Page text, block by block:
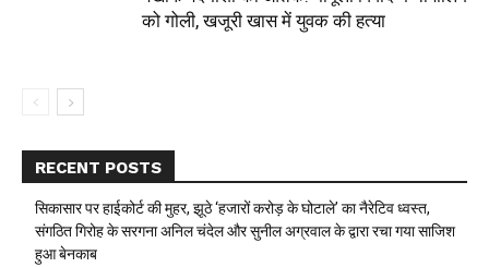
को गोली, खजूरी खास में युवक की हत्या
RECENT POSTS
सिकासार पर हाईकोर्ट की मुहर, झूठे ‘हजारों करोड़ के घोटाले’ का नैरेटिव ध्वस्त,
संगठित गिरोह के सरगना अनिल चंदेल और सुनील अग्रवाल के द्वारा रचा गया साजिश
हुआ बेनकाब